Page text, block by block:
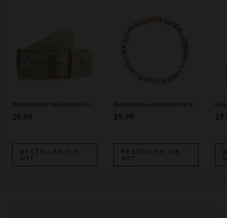
39.99
BESTELLEN SIE
MIT
19.99
BESTELLEN SIE
MIT